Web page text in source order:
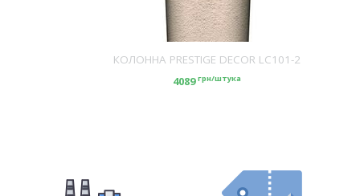
КОЛОННА PRESTIGE DECOR LC101-2
4089грн/штука